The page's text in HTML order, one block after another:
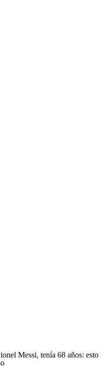
Messi, tenía 68 años: esto